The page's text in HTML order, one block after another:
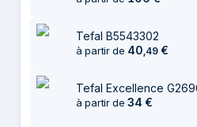
Tefal B5543302
à partir de 40,49 €
Tefal Excellence
à partir de 34 €